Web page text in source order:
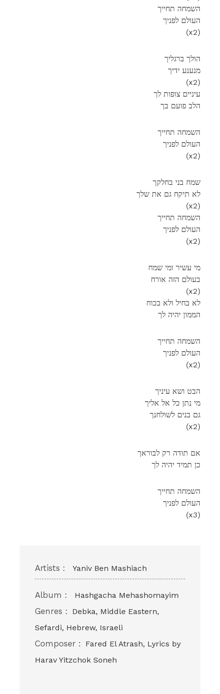
השמחה תחייך
העולם לפניך
(x2)
הולך ברגליך
מנענע ידיך
(x2)
עיניים צופות לך
הלב פועם בך
השמחה תחייך
העולם לפניך
(x2)
שמח בני בחלקך
לא תיקח גם את שלך
(x2)
השמחה תחייך
העולם לפניך
(x2)
מי עשיר ומי שמח
בעולם הזה אורח
(x2)
לא בחיל ולא בכוח
הממון יהיה לך
השמחה תחייך
העולם לפניך
(x2)
הבט ושא עיניך
מי נתן כל אל אליך
גם בנים לשולחנך
(x2)
אם תודה רק לבוראך
כן תמיד יהיה לך
השמחה תחייך
העולם לפניך
(x3)
Artists : Yaniv Ben Mashiach
Album : Hashgacha Mehashomayim
Genres :
Debka, Middle Eastern,
Sefardi, Hebrew, Israeli
Composer :
Fared El Atrash, Lyrics by
Harav Yitzchok Soneh